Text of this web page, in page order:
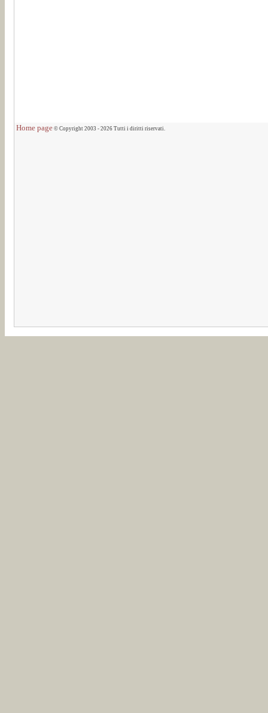
Home page © Copyright 2003 - 2026 Tutti i diritti riservati.